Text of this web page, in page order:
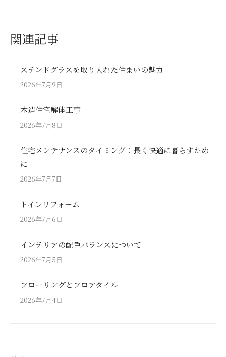
関連記事
ステンドグラスを取り入れた住まいの魅力
2026年7月9日
木造住宅解体工事
2026年7月8日
住宅メンテナンスのタイミング：長く快適に暮らすため
に
2026年7月7日
トイレリフォーム
2026年7月6日
インテリアの配色バランスについて
2026年7月5日
フローリングとフロアタイル
2026年7月4日